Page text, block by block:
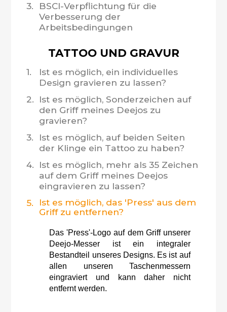
3.
BSCI-Verpflichtung für die
Verbesserung der
Arbeitsbedingungen
TATTOO UND GRAVUR
1.
Ist es möglich, ein individuelles
Design gravieren zu lassen?
2.
Ist es möglich, Sonderzeichen auf
den Griff meines Deejos zu
gravieren?
3.
Ist es möglich, auf beiden Seiten
der Klinge ein Tattoo zu haben?
4.
Ist es möglich, mehr als 35 Zeichen
auf dem Griff meines Deejos
eingravieren zu lassen?
5.
Ist es möglich, das 'Press' aus dem
Griff zu entfernen?
Das 'Press'-Logo auf dem Griff unserer
Deejo-Messer ist ein integraler
Bestandteil unseres Designs. Es ist auf
allen unseren Taschenmessern
eingraviert und kann daher nicht
entfernt werden.